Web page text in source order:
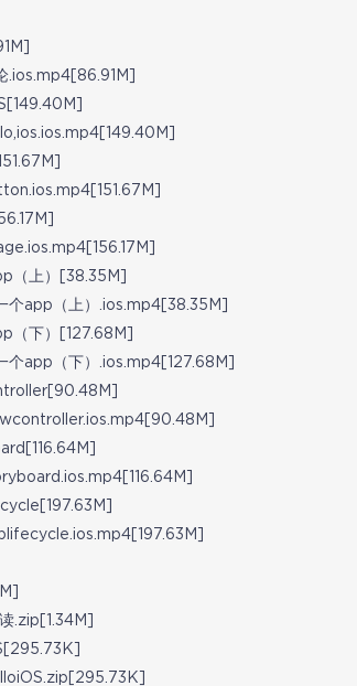
.ios.mp4[86.91M]
（上）[38.35M]
个app（上）.ios.mp4[38.35M]
（下）[127.68M]
个app（下）.ios.mp4[127.68M]
.zip[1.34M]